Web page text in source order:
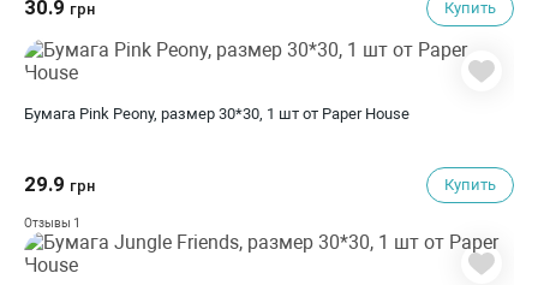
30.9 грн Купить
Бумага Pink Peony, размер 30*30, 1 шт от Paper House
29.9 грн Купить
Отзывы 1